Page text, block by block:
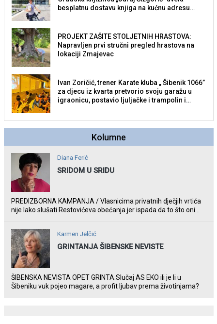
besplatnu dostavu knjiga na kućnu adresu
PROJEKT ZAŠITE STOLJETNIH HRASTOVA:
Napravljen prvi stručni pregled hrastova na
lokaciji Zmajevac
Ivan Zoričić, trener Karate kluba „ Šibenik 1066”
za djecu iz kvarta pretvorio svoju garažu u
igraonicu, postavio ljuljačke i trampolin i
Kolumne
Diana Ferić
SRIDOM U SRIDU
PREDIZBORNA KAMPANJA / Vlasnicima privatnih dječjih vrtića
nije lako slušati Restovićeva obećanja jer ispada da to što oni
Karmen Jelčić
GRINTANJA ŠIBENSKE NEVISTE
ŠIBENSKA NEVISTA OPET GRINTA:Slučaj AS EKO ili je li u
Šibeniku vuk pojeo magare, a profit ljubav prema životinjama?